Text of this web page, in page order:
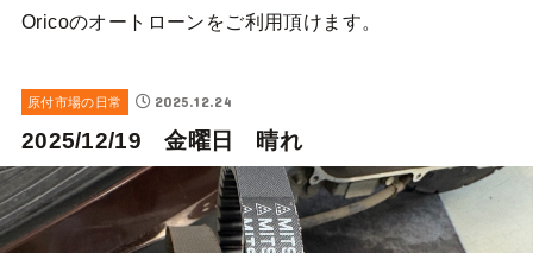
Oricoのオートローンをご利用頂けます。
原付市場の日常 2025.12.24
2025/12/19 金曜日 晴れ